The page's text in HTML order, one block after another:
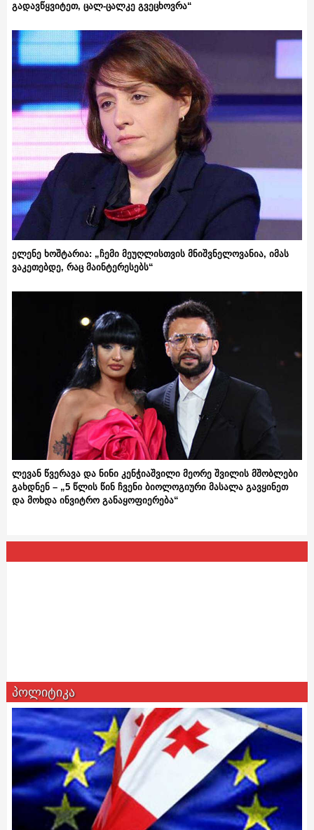
გადავწყვიტეთ, ცალ-ცალკე გვეცხოვრა“
ელენე ხოშტარია: „ჩემი მეუღლისთვის მნიშვნელოვანია, იმას
ვაკეთებდე, რაც მაინტერესებს“
ლევან წვერავა და ნინი კენჭიაშვილი მეორე შვილის მშობლები
გახდნენ – „5 წლის წინ ჩვენი ბიოლოგიური მასალა გავყინეთ
და მოხდა ინვიტრო განაყოფიერება“
პოლიტიკა